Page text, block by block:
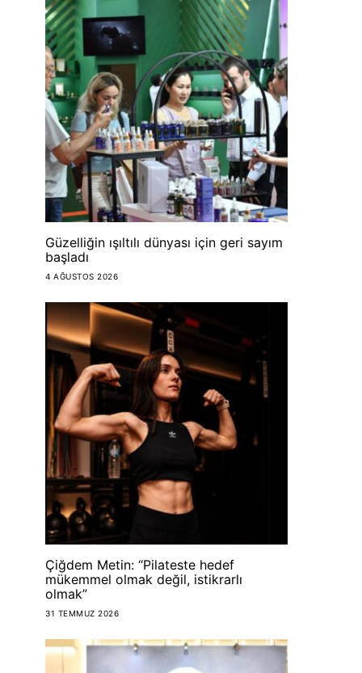
Güzelliğin ışıltılı dünyası için geri sayım
başladı
4 AĞUSTOS 2026
Çiğdem Metin: “Pilateste hedef
mükemmel olmak değil, istikrarlı
olmak”
31 TEMMUZ 2026